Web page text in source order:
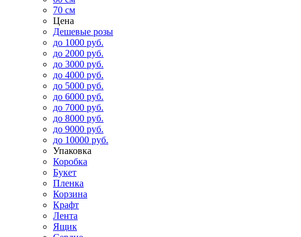
70 см
Цена
Дешевые розы
до 1000 руб.
до 2000 руб.
до 3000 руб.
до 4000 руб.
до 5000 руб.
до 6000 руб.
до 7000 руб.
до 8000 руб.
до 9000 руб.
до 10000 руб.
Упаковка
Коробка
Букет
Пленка
Корзина
Крафт
Лента
Ящик